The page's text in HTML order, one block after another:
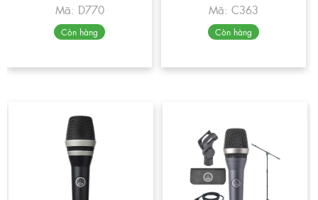
Mã: D770
Còn hàng
Mã: C363
Còn hàng